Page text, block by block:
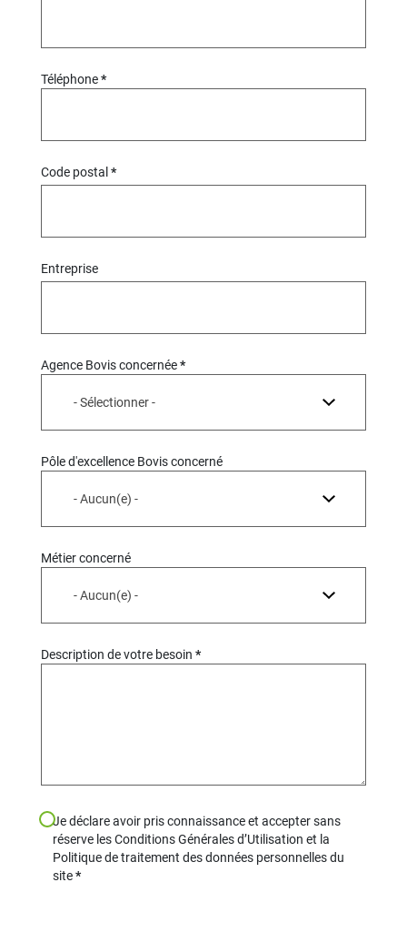
Téléphone
Code postal
Entreprise
Agence Bovis concernée
- Sélectionner -
Pôle d'excellence Bovis concerné
- Aucun(e) -
Métier concerné
- Aucun(e) -
Description de votre besoin
Je déclare avoir pris connaissance et accepter sans
réserve les Conditions Générales d’Utilisation et la
Politique de traitement des données personnelles du
site